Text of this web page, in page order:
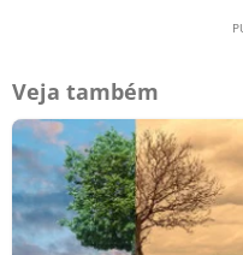
Veja também